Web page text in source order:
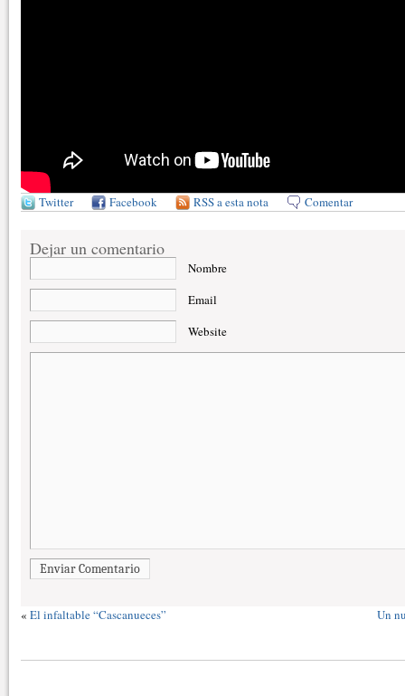
Twitter Facebook RSS a esta nota Comentar
Dejar un comentario
Nombre
Email
Website
Enviar Comentario
« El infaltable “Cascanueces” Un